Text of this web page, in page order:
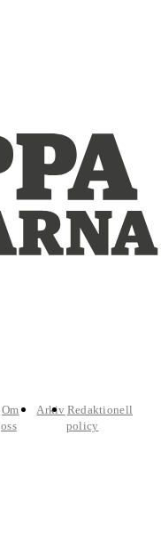
Om
oss
Arkiv Redaktionell
policy